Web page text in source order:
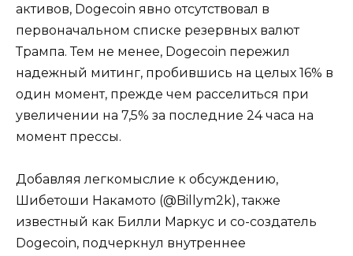
активов, Dogecoin явно отсутствовал в
первоначальном списке резервных валют
Трампа. Тем не менее, Dogecoin пережил
надежный митинг, пробившись на целых 16% в
один момент, прежде чем расселиться при
увеличении на 7,5% за последние 24 часа на
момент прессы.
Добавляя легкомыслие к обсуждению,
Шибетоши Накамото (@Billym2k), также
известный как Билли Маркус и со-создатель
Dogecoin, подчеркнул внутреннее